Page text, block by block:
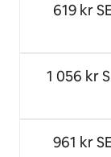
619 kr
1 056 kr
961 kr